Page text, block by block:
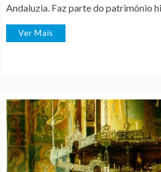
Andaluzia. Faz parte do património
Ver Mais